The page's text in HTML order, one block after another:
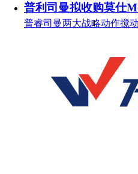
普利司曼拟收购莫仕
普睿司曼两大战略动作搅